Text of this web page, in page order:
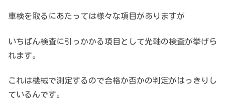
車検を取るにあたっては様々な項目がありますが
いちばん検査に引っかかる項目として光軸の検査が挙げら
れます。
これは機械で測定するので合格か否かの判定がはっきりし
ているんです。